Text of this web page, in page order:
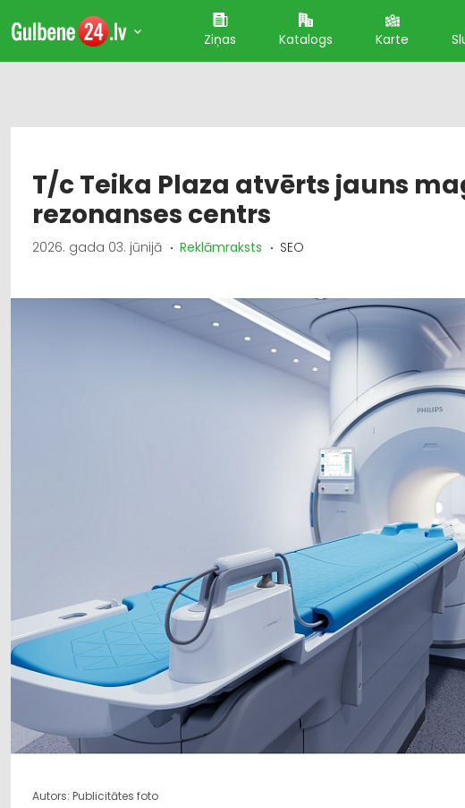
Ziņas Katalogs Karte
T/c Teika Plaza atvērts jauns
rezonanses centrs
2026. gada 03. jūnijā Reklāmraksts SEO
Autors: Publicitātes foto